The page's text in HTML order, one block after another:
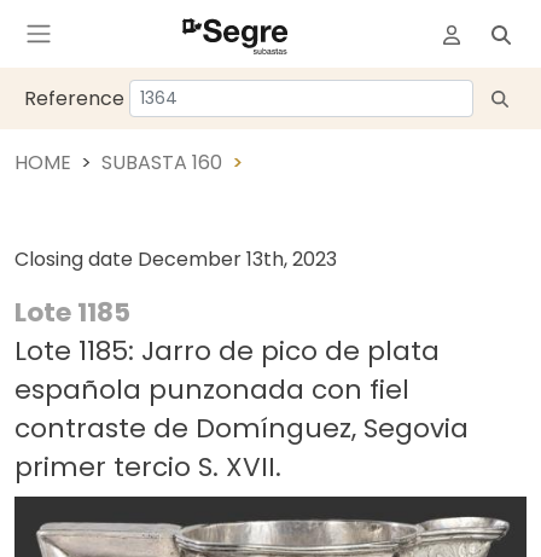
Reference
HOME SUBASTA 160
Closing date December 13th, 2023
Lote 1185
Lote 1185: Jarro de pico de plata
española punzonada con fiel
contraste de Domínguez, Segovia
primer tercio S. XVII.